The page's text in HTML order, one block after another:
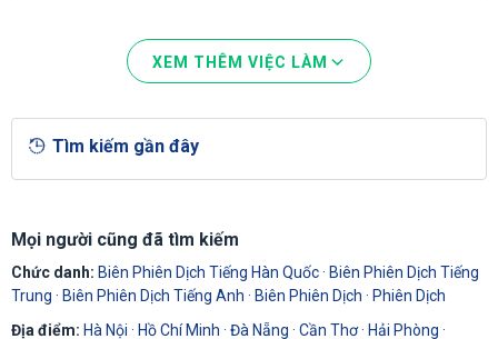
XEM THÊM VIỆC LÀM
Tìm kiếm gần đây
Mọi người cũng đã tìm kiếm
Chức danh: Biên Phiên Dịch Tiếng Hàn Quốc· Biên Phiên Dịch Tiếng
Trung · Biên Phiên Dịch Tiếng Anh · Biên Phiên Dịch · Phiên Dịch
Địa điểm: Hà Nội · Hồ Chí Minh · Đà Nẵng · Cần Thơ· Hải Phòng ·